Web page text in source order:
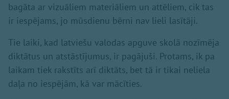
bagāta ar vizuāliem materiāliem un attēliem, cik tas
ir iespējams, jo mūsdienu bērni nav lieli lasītāji.
Tie laiki, kad latviešu valodas apguve skolā nozīmēja
diktātus un atstāstījumus, ir pagājuši. Protams, ik pa
laikam tiek rakstīts arī diktāts, bet tā ir tikai neliela
daļa no iespējām, kā var mācīties.